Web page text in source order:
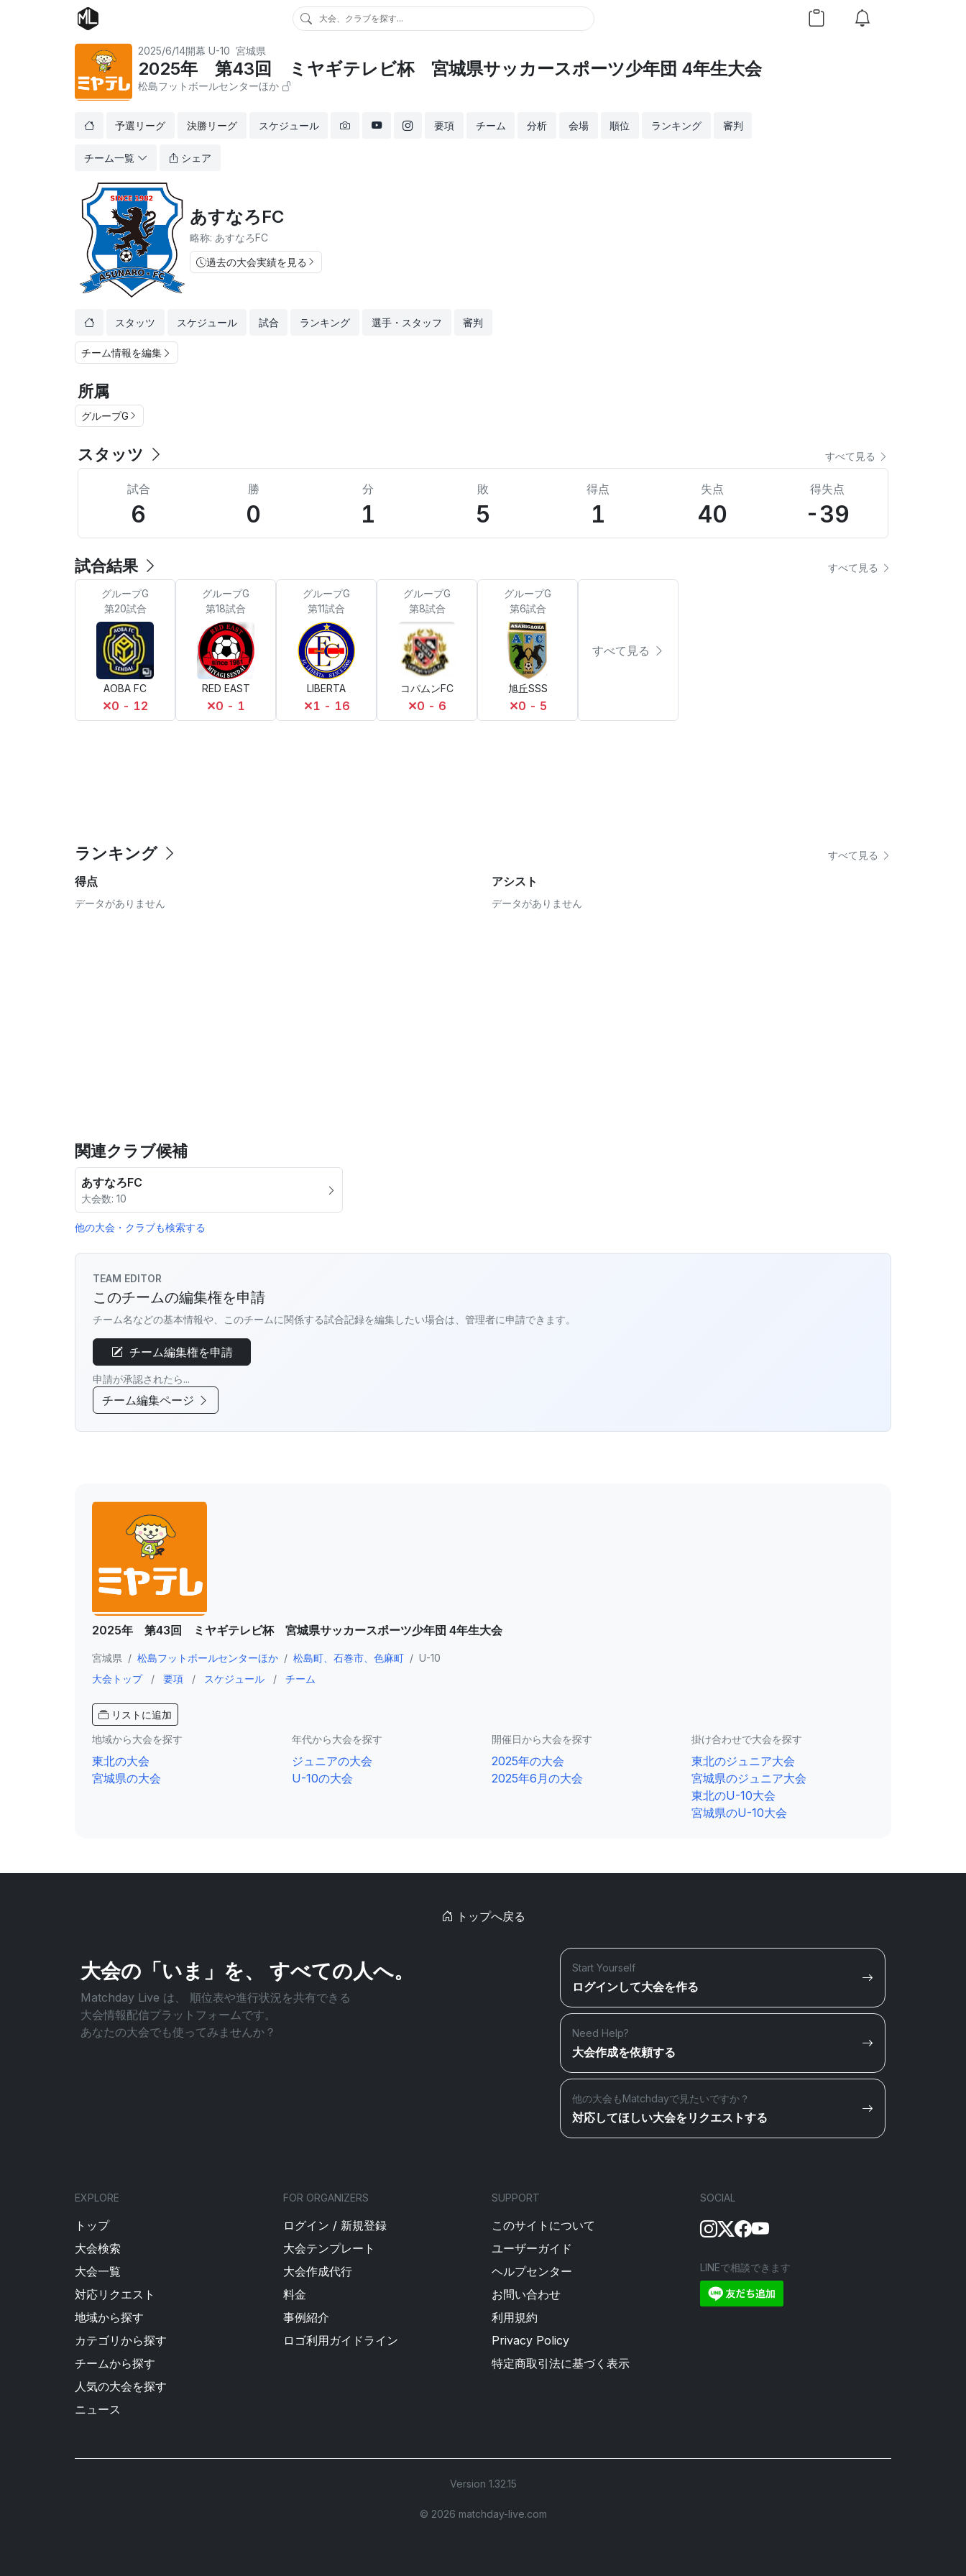
大会、クラブを探す...
2025/6/14開幕 U-10 宮城県
2025年 第43回 ミヤギテレビ杯 宮城県サッカースポーツ少年団 4年生大会
松島フットボールセンターほか
予選リーグ 決勝リーグ スケジュール 要項 チーム 分析 会場 順位 ランキング 審判
チーム一覧 シェア
あすなろFC
略称: あすなろFC
過去の大会実績を見る
スタッツ スケジュール 試合 ランキング 選手・スタッフ 審判
チーム情報を編集
所属
グループG
スタッツ すべて見る
試合
6
勝
0
分
1
敗
5
得点
1
失点
40
得失点
-39
試合結果 すべて見る
グループG
第20試合
AOBA FC
✕0 - 12
グループG
第18試合
RED EAST
✕0 - 1
グループG
第11試合
LIBERTA
✕1 - 16
グループG
第8試合
コパムンFC
✕0 - 6
グループG
第6試合
旭丘SSS
✕0 - 5
すべて見る
ランキング すべて見る
得点
データがありません
アシスト
データがありません
関連クラブ候補
あすなろFC
大会数: 10
他の大会・クラブも検索する
TEAM EDITOR
このチームの編集権を申請
チーム名などの基本情報や、このチームに関係する試合記録を編集したい場合は、管理者に申請できます。
チーム編集権を申請
申請が承認されたら...
チーム編集ページ
2025年 第43回 ミヤギテレビ杯 宮城県サッカースポーツ少年団 4年生大会
宮城県 / 松島フットボールセンターほか / 松島町、石巻市、色麻町 / U-10
大会トップ
/ 要項 / スケジュール / チーム
リストに追加
地域から大会を探す
東北の大会
宮城県の大会
年代から大会を探す
ジュニアの大会
U-10の大会
開催日から大会を探す
2025年の大会
2025年6月の大会
掛け合わせで大会を探す
東北のジュニア大会
宮城県のジュニア大会
東北のU-10大会
宮城県のU-10大会
トップへ戻る
大会の「いま」を、 すべての人へ。
Matchday Live は、 順位表や進行状況を共有できる
大会情報配信プラットフォームです。
あなたの大会でも使ってみませんか？
Start Yourself
ログインして大会を作る
Need Help?
大会作成を依頼する
他の大会もMatchdayで見たいですか？
対応してほしい大会をリクエストする
EXPLORE
トップ
大会検索
大会一覧
対応リクエスト
地域から探す
カテゴリから探す
チームから探す
人気の大会を探す
ニュース
FOR ORGANIZERS
ログイン / 新規登録
大会テンプレート
大会作成代行
料金
事例紹介
ロゴ利用ガイドライン
SUPPORT
このサイトについて
ユーザーガイド
ヘルプセンター
お問い合わせ
利用規約
Privacy Policy
特定商取引法に基づく表示
SOCIAL
LINEで相談できます
Version 1.32.15
©︎ 2026 matchday-live.com